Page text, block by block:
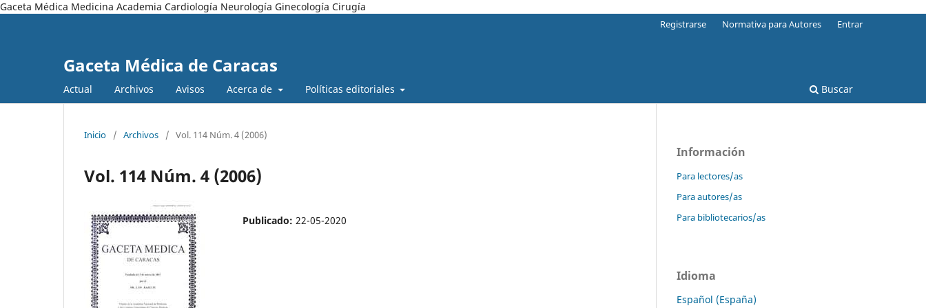
Gaceta Médica Medicina Academia Cardiología Neurología Ginecología Cirugía
Gaceta Médica de Caracas
Actual Archivos Avisos Acerca de Políticas editoriales Buscar
Registrarse Normativa para Autores Entrar
Inicio / Archivos / Vol. 114 Núm. 4 (2006)
Vol. 114 Núm. 4 (2006)
Publicado: 22-05-2020
Información
Para lectores/as
Para autores/as
Para bibliotecarios/as
Idioma
Español (España)